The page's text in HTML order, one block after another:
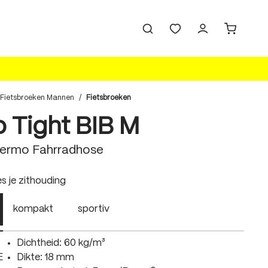
Fietsbroeken Mannen / Fietsbroeken
Tight BIB M
Fahrradhose
je zithouding
kompakt sportiv
Dichtheid: 60 kg/m³
Dikte: 18 mm